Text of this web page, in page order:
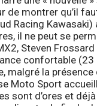
de montrer qu’il
Racing
il ne peut se
Steven
confortable
malgré la
Moto Sport
sont d’ores et